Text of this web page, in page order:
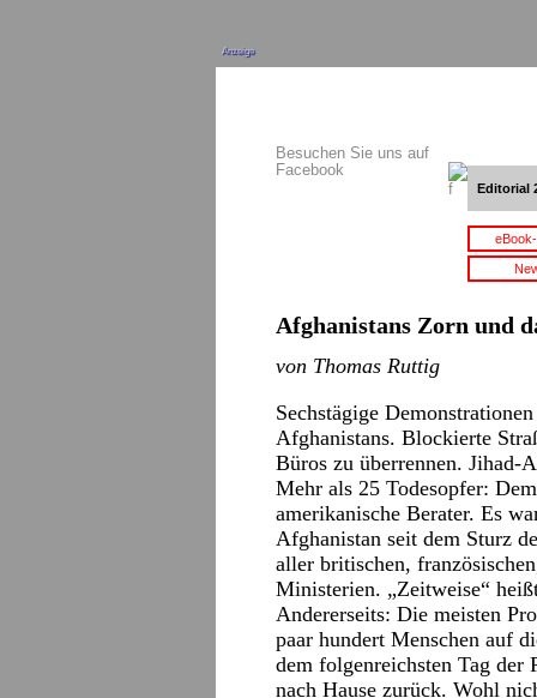
Anzeige
Besuchen Sie uns auf
Facebook
Editorial
Afghanistans Zorn und
von Thomas Ruttig
Sechstägige
Afghanistans. Blockierte
Büros zu überrennen. Jihad-
Mehr als 25 Todesopfer:
amerikanische Berater. Es
Afghanistan seit dem Sturz
aller britischen,
Ministerien. „Zeitweise“
Andererseits: Die meisten
paar hundert Menschen auf
dem folgenreichsten Tag der
nach Hause zurück. Wohl